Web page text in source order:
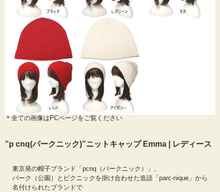
＊全ての画像はPCページをご覧ください
”p cnq(パークニック)”ニットキャップ Emma | レディース
東京発の帽子ブランド「pcnq（パークニック）」。
パーク（公園）とピクニックを掛け合わせた造語「parc-nique」から
名付けられたブランドで